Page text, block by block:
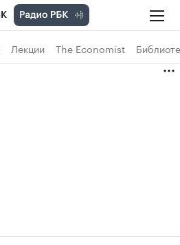
Лекции The Economist